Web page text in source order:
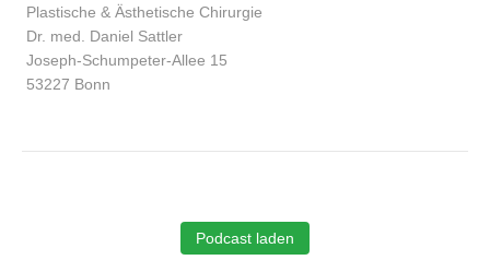
Plastische & Ästhetische Chirurgie
Dr. med. Daniel Sattler
Joseph-Schumpeter-Allee 15
53227 Bonn
Podcast laden